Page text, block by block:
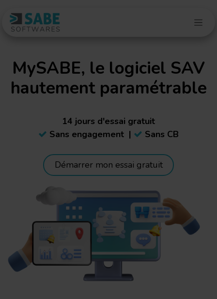
MySABE, le logiciel SAV
hautement paramétrable
14 jours d'essai gratuit
Sans engagement | Sans CB
Démarrer mon essai gratuit